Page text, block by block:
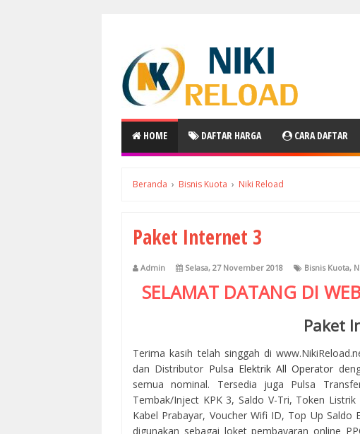
HOME DAFTAR HARGA CARA DAFTAR
Beranda › Bisnis Kuota › Niki Reload
Paket Internet 3
Admin Selasa, 27 November 2018 Bisnis Kuota,
SELAMAT DATANG DI
Paket
Terima kasih telah singgah di
dan Distributor Pulsa Elektrik All Operator
semua nominal. Tersedia juga Pulsa
Tembak/Inject KPK 3, Saldo V-Tri, Token
Kabel Prabayar, Voucher Wifi ID, Top Up Saldo
digunakan sebagai loket pembayaran online